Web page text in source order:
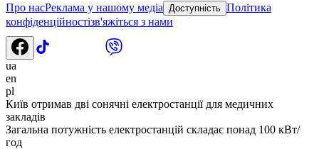
Про насРеклама у нашому медіа Доступність Політика
конфіденційностізв'яжіться з нами
ua
en
pl
Київ отримав дві сонячні електростанції для медичних
закладів
Загальна потужність електростанцій складає понад 100 кВт/
год